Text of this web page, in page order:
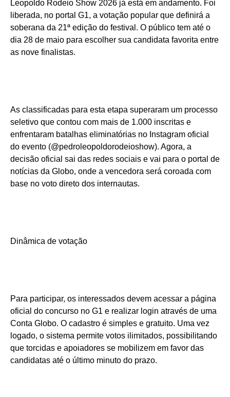
Leopoldo Rodeio Show 2026 já está em andamento. Foi
liberada, no portal G1, a votação popular que definirá a
soberana da 21ª edição do festival. O público tem até o
dia 28 de maio para escolher sua candidata favorita entre
as nove finalistas.
As classificadas para esta etapa superaram um processo
seletivo que contou com mais de 1.000 inscritas e
enfrentaram batalhas eliminatórias no Instagram oficial
do evento (@pedroleopoldorodeioshow). Agora, a
decisão oficial sai das redes sociais e vai para o portal de
notícias da Globo, onde a vencedora será coroada com
base no voto direto dos internautas.
Dinâmica de votação
Para participar, os interessados devem acessar a página
oficial do concurso no G1 e realizar login através de uma
Conta Globo. O cadastro é simples e gratuito. Uma vez
logado, o sistema permite votos ilimitados, possibilitando
que torcidas e apoiadores se mobilizem em favor das
candidatas até o último minuto do prazo.